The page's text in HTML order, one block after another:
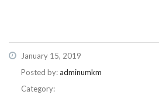
January 15, 2019
Posted by:adminumkm
Category: